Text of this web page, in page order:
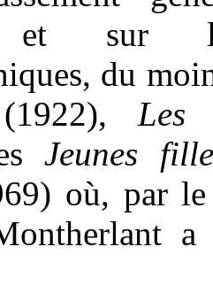
et sur
du
(1922), Les
Jeunes
où, par